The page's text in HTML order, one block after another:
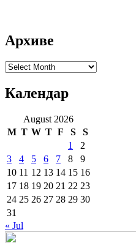
Архиве
Архиве
Календар
August 2026
M T W T F S
S
1
2
3
4 5 6 7 8
9
10 11 12 13 14 15 16
17 18 19 20 21 22 23
24 25 26 27 28 29 30
31
« Jul